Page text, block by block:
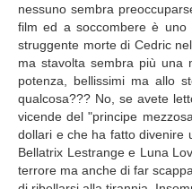
nessuno sembra
film ed a soccombere è
struggente morte di Cedric
ma stavolta sembra più una
potenza, bellissimi ma allo
qualcosa??? No, se avete
vicende del "principe
dollari e che ha fatto divenire
Bellatrix Lestrange e Luna
terrore ma anche di far